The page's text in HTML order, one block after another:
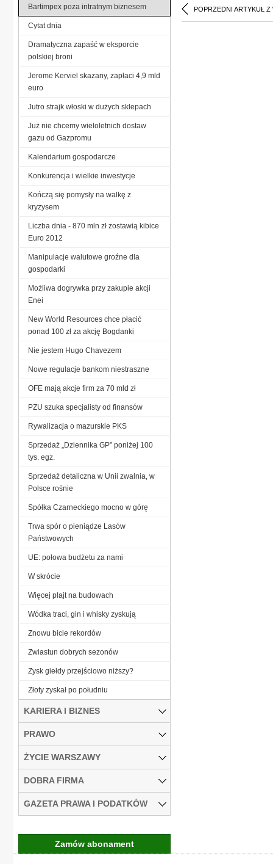
POPRZEDNI ARTYKUŁ Z
Bartimpex poza intratnym biznesem
Cytat dnia
Dramatyczna zapaść w eksporcie
polskiej broni
Jerome Kerviel skazany, zapłaci 4,9 mld
euro
Jutro strajk włoski w dużych sklepach
Już nie chcemy wieloletnich dostaw
gazu od Gazpromu
Kalendarium gospodarcze
Konkurencja i wielkie inwestycje
Kończą się pomysły na walkę z
kryzysem
Liczba dnia - 870 mln zł zostawią kibice
Euro 2012
Manipulacje walutowe groźne dla
gospodarki
Możliwa dogrywka przy zakupie akcji
Enei
New World Resources chce płacić
ponad 100 zł za akcję Bogdanki
Nie jestem Hugo Chavezem
Nowe regulacje bankom niestraszne
OFE mają akcje firm za 70 mld zł
PZU szuka specjalisty od finansów
Rywalizacja o mazurskie PKS
Sprzedaż „Dziennika GP” poniżej 100
tys. egz.
Sprzedaż detaliczna w Unii zwalnia, w
Polsce rośnie
Spółka Czarneckiego mocno w górę
Trwa spór o pieniądze Lasów
Państwowych
UE: połowa budżetu za nami
W skrócie
Więcej plajt na budowach
Wódka traci, gin i whisky zyskują
Znowu bicie rekordów
Zwiastun dobrych sezonów
Zysk giełdy przejściowo niższy?
Złoty zyskał po południu
KARIERA I BIZNES
PRAWO
ŻYCIE WARSZAWY
DOBRA FIRMA
GAZETA PRAWA I PODATKÓW
Zamów abonament